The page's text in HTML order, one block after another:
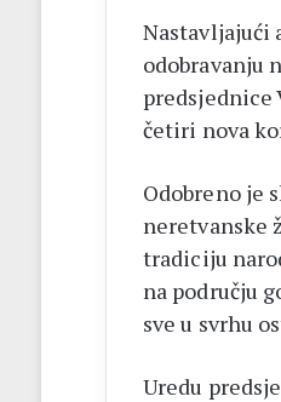
Nastavljajući
odobravanju
predsjednice
četiri nova
Odobreno je
neretvanske
tradiciju
na području
sve u svrhu
Uredu